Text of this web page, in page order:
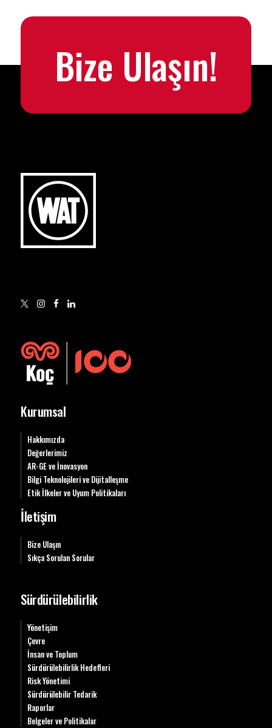
Bize Ulaşın!
Kurumsal
Hakkımızda
Değerlerimiz
AR-GE ve İnovasyon
Bilgi Teknolojileri ve Dijitalleşme
Etik İlkeler ve Uyum Politikaları
İletişim
Bize Ulaşın
Sıkça Sorulan Sorular
Sürdürülebilirlik
Yönetişim
Çevre
İnsan ve Toplum
Sürdürülebilirlik Hedefleri
Risk Yönetimi
Sürdürülebilir Tedarik
Raporlar
Belgeler ve Politikalar